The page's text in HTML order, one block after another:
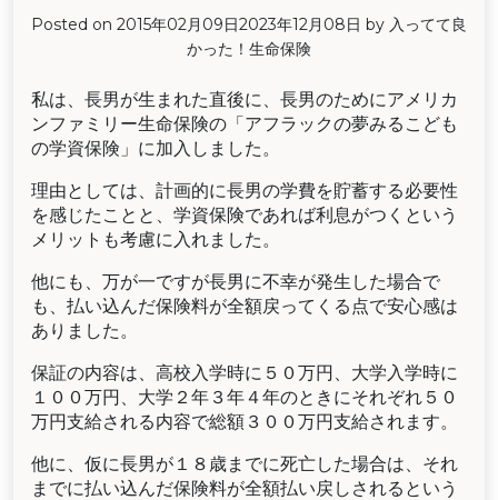
Posted on 2015年02月09日2023年12月08日 by 入ってて良
かった！生命保険
私は、長男が生まれた直後に、長男のためにアメリカ
ンファミリー生命保険の「アフラックの夢みるこども
の学資保険」に加入しました。
理由としては、計画的に長男の学費を貯蓄する必要性
を感じたことと、学資保険であれば利息がつくという
メリットも考慮に入れました。
他にも、万が一ですが長男に不幸が発生した場合で
も、払い込んだ保険料が全額戻ってくる点で安心感は
ありました。
保証の内容は、高校入学時に５０万円、大学入学時に
１００万円、大学２年３年４年のときにそれぞれ５０
万円支給される内容で総額３００万円支給されます。
他に、仮に長男が１８歳までに死亡した場合は、それ
までに払い込んだ保険料が全額払い戻しされるという